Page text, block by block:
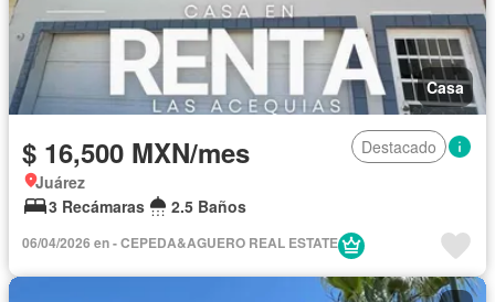
Casa
$ 16,500 MXN/mes
Destacado
Juárez
3 Recámaras
2.5 Baños
06/04/2026 en - CEPEDA&AGUERO REAL ESTATE